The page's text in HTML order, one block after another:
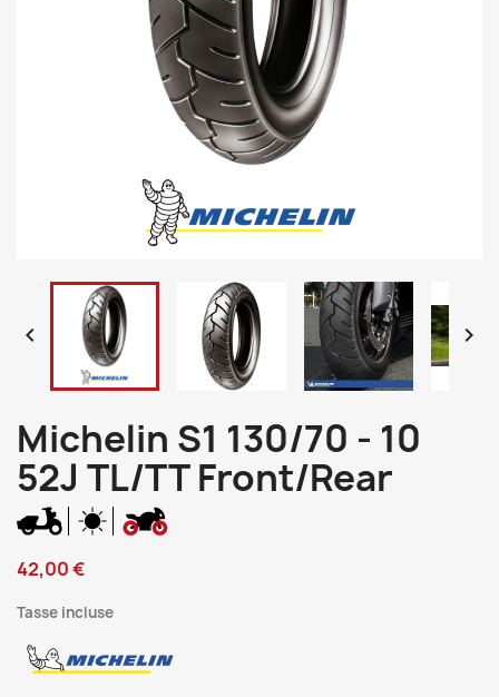
 
Michelin S1 130/70 - 10
52J TL/TT Front/Rear
42,00 €
Tasse incluse